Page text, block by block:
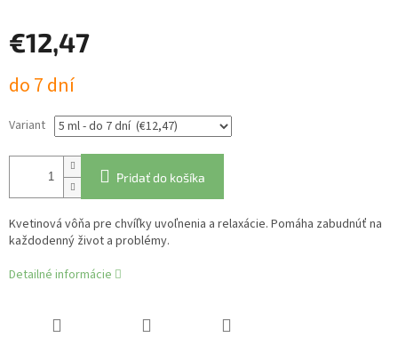
€12,47
cena:
do 7 dní
Variant
Pridať do košíka
Kvetinová vôňa pre chvíľky uvoľnenia a relaxácie. Pomáha zabudnúť na
každodenný život a problémy.
Detailné informácie